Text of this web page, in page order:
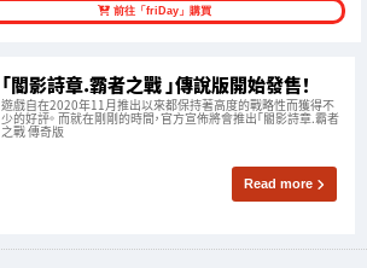
前往「friDay」購買
「閽影詩章.霸者之戰 」傳說版開始發售！
遊戲自在2020年11月推出以來都保持著高度的戰略性而獲得不
少的好評。 而就在剛剛的時間，官方宣佈將會推出「閽影詩章.霸者
之戰 傳奇版
Read more